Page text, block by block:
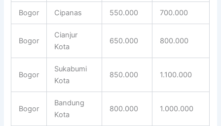
Bogor Cipanas 550.000 700.000
Bogor
Cianjur
Kota
650.000 800.000
Bogor
Sukabumi
Kota
850.000 1.100.000
Bogor
Bandung
Kota
800.000 1.000.000